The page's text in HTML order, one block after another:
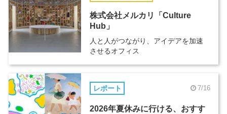
株式会社メルカリ「Culture
Hub」
人と人がつながり、アイデアを加速
させるオフィス
レポート 7/16
2026年夏休みに行ける、おすす